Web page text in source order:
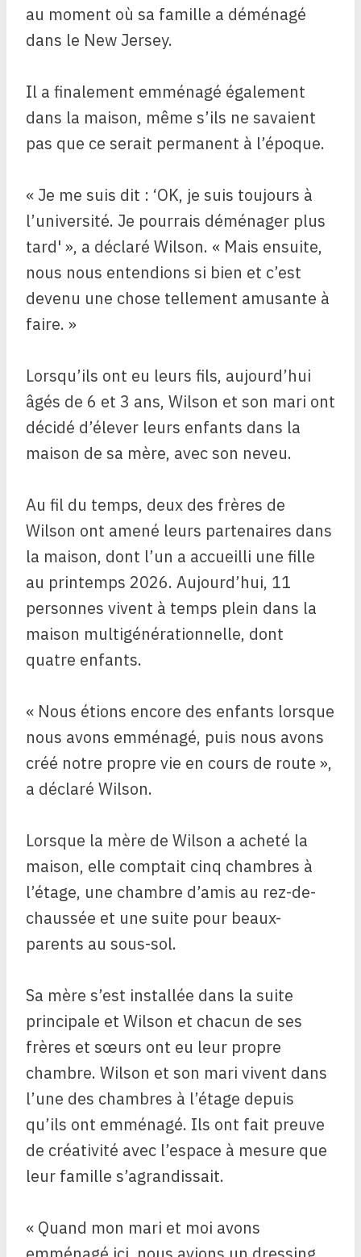
au moment où sa famille a déménagé
dans le New Jersey.
Il a finalement emménagé également
dans la maison, même s’ils ne savaient
pas que ce serait permanent à l’époque.
« Je me suis dit : ‘OK, je suis toujours à
l’université. Je pourrais déménager plus
tard' », a déclaré Wilson. « Mais ensuite,
nous nous entendions si bien et c’est
devenu une chose tellement amusante à
faire. »
Lorsqu’ils ont eu leurs fils, aujourd’hui
âgés de 6 et 3 ans, Wilson et son mari ont
décidé d’élever leurs enfants dans la
maison de sa mère, avec son neveu.
Au fil du temps, deux des frères de
Wilson ont amené leurs partenaires dans
la maison, dont l’un a accueilli une fille
au printemps 2026. Aujourd’hui, 11
personnes vivent à temps plein dans la
maison multigénérationnelle, dont
quatre enfants.
« Nous étions encore des enfants lorsque
nous avons emménagé, puis nous avons
créé notre propre vie en cours de route »,
a déclaré Wilson.
Lorsque la mère de Wilson a acheté la
maison, elle comptait cinq chambres à
l’étage, une chambre d’amis au rez-de-
chaussée et une suite pour beaux-
parents au sous-sol.
Sa mère s’est installée dans la suite
principale et Wilson et chacun de ses
frères et sœurs ont eu leur propre
chambre. Wilson et son mari vivent dans
l’une des chambres à l’étage depuis
qu’ils ont emménagé. Ils ont fait preuve
de créativité avec l’espace à mesure que
leur famille s’agrandissait.
« Quand mon mari et moi avons